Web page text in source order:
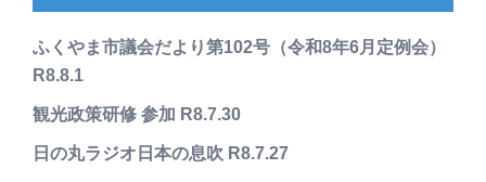
ふくやま市議会だより第102号（令和8年6月定例会）
R8.8.1
観光政策研修 参加 R8.7.30
日の丸ラジオ日本の息吹 R8.7.27